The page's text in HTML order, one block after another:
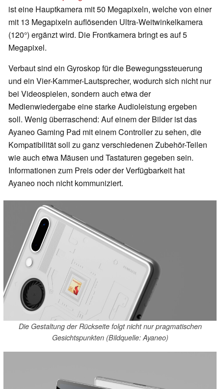
ist eine Hauptkamera mit 50 Megapixeln, welche von einer
mit 13 Megapixeln auflösenden Ultra-Weitwinkelkamera
(120°) ergänzt wird. Die Frontkamera bringt es auf 5
Megapixel.
Verbaut sind ein Gyroskop für die Bewegungssteuerung
und ein Vier-Kammer-Lautsprecher, wodurch sich nicht nur
bei Videospielen, sondern auch etwa der
Medienwiedergabe eine starke Audioleistung ergeben
soll. Wenig überraschend: Auf einem der Bilder ist das
Ayaneo Gaming Pad mit einem Controller zu sehen, die
Kompatibilität soll zu ganz verschiedenen Zubehör-Teilen
wie auch etwa Mäusen und Tastaturen gegeben sein.
Informationen zum Preis oder der Verfügbarkeit hat
Ayaneo noch nicht kommuniziert.
Die Gestaltung der Rückseite folgt nicht nur pragmatischen
Gesichtspunkten (Bildquelle: Ayaneo)